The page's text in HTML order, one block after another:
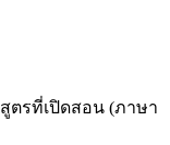
ตรที่เปิดสอน (ภาษา